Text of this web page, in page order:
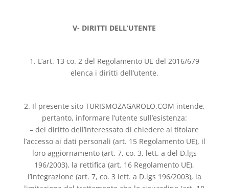
V- DIRITTI DELL’UTENTE
1. L’art. 13 co. 2 del Regolamento UE del 2016/679
elenca i diritti dell’utente.
2. Il presente sito TURISMOZAGAROLO.COM intende,
pertanto, informare l’utente sull’esistenza:
– del diritto dell’interessato di chiedere al titolare
l’accesso ai dati personali (art. 15 Regolamento UE), il
loro aggiornamento (art. 7, co. 3, lett. a del D.lgs
196/2003), la rettifica (art. 16 Regolamento UE),
l’integrazione (art. 7, co. 3 lett. a D.lgs 196/2003), la